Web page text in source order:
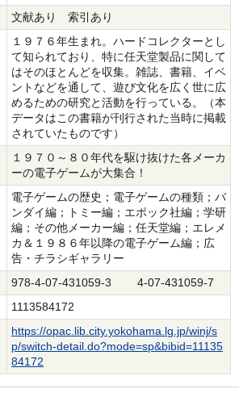
文献あり 索引あり
１９７６年生まれ。ハードコレクターとし
て知られており、特に任天堂製品に関して
はそのほとんどを収集。雑誌、書籍、イベ
ントなどを通して、遊び文化を広く世に広
めるための研究と活動を行っている。（本
データはこの書籍が刊行された当時に掲載
されていたものです）
１９７０～８０年代を駆け抜けた各メーカ
ーの電子ゲームが大集合！
電子ゲームの歴史；電子ゲームの種類；バ
ンダイ編；トミー編；エポック社編；学研
編；その他メーカー編；任天堂編；エレメ
カ＆１９８６年以降の電子ゲーム編；広
告・チラシギャラリー
978-4-07-431059-3 4-07-431059-7
1113584172
https://opac.lib.city.yokohama.lg.jp/winj/s
p/switch-detail.do?mode=sp&bibid=11135
84172